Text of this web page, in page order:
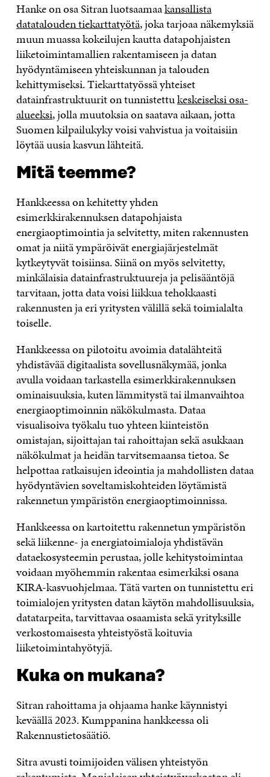
Hanke on osa Sitran luotsaamaakansallista
datatalouden tiekarttatyötä, joka tarjoaa näkemyksiä
muun muassa kokeilujen kautta datapohjaisten
liiketoimintamallien rakentamiseen ja datan
hyödyntämiseen yhteiskunnan ja talouden
kehittymiseksi. Tiekarttatyössä yhteiset
datainfrastruktuurit on tunnistettukeskeiseksi osa-
alueeksi, jolla muutoksia on saatava aikaan, jotta
Suomen kilpailukyky voisi vahvistua ja voitaisiin
löytää uusia kasvun lähteitä.
Mitä teemme?
Hankkeessa on kehitetty yhden
esimerkkirakennuksen datapohjaista
energiaoptimointia ja selvitetty, miten rakennusten
omat ja niitä ympäröivät energiajärjestelmät
kytkeytyvät toisiinsa. Siinä on myös selvitetty,
minkälaisia datainfrastruktuureja ja pelisääntöjä
tarvitaan, jotta data voisi liikkua tehokkaasti
rakennusten ja eri yritysten välillä sekä toimialalta
toiselle.
Hankkeessa on pilotoitu avoimia datalähteitä
yhdistävää digitaalista sovellusnäkymää, jonka
avulla voidaan tarkastella esimerkkirakennuksen
ominaisuuksia, kuten lämmitystä tai ilmanvaihtoa
energiaoptimoinnin näkökulmasta. Dataa
visualisoiva työkalu tuo yhteen kiinteistön
omistajan, sijoittajan tai rahoittajan sekä asukkaan
näkökulmat ja heidän tarvitsemaansa tietoa. Se
helpottaa ratkaisujen ideointia ja mahdollisten dataa
hyödyntävien soveltamiskohteiden löytämistä
rakennetun ympäristön energiaoptimoinnissa.
Hankkeessa on kartoitettu rakennetun ympäristön
sekä liikenne- ja energiatoimialoja yhdistävän
dataekosysteemin perustaa, jolle kehitystoimintaa
voidaan myöhemmin rakentaa esimerkiksi osana
KIRA-kasvuohjelmaa. Tätä varten on tunnistettu eri
toimialojen yritysten datan käytön mahdollisuuksia,
datatarpeita, tarvittavaa osaamista sekä yrityksille
verkostomaisesta yhteistyöstä koituvia
liiketoimintahyötyjä.
Kuka on mukana?
Sitran rahoittama ja ohjaama hanke käynnistyi
keväällä 2023. Kumppanina hankkeessa oli
Rakennustietosäätiö.
Sitra avusti toimijoiden välisen yhteistyön